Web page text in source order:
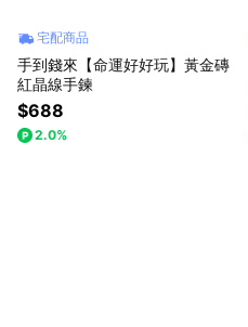
宅配商品
手到錢來【命運好好玩】黃金磚
紅晶線手鍊
$688
2.0%